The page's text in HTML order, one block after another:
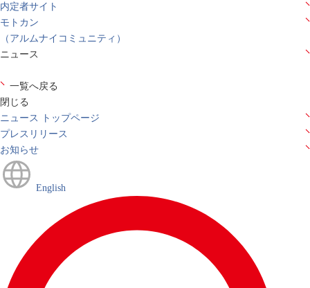
内定者サイト
モトカン
（アルムナイコミュニティ）
ニュース
一覧へ戻る
閉じる
ニュース トップページ
プレスリリース
お知らせ
English